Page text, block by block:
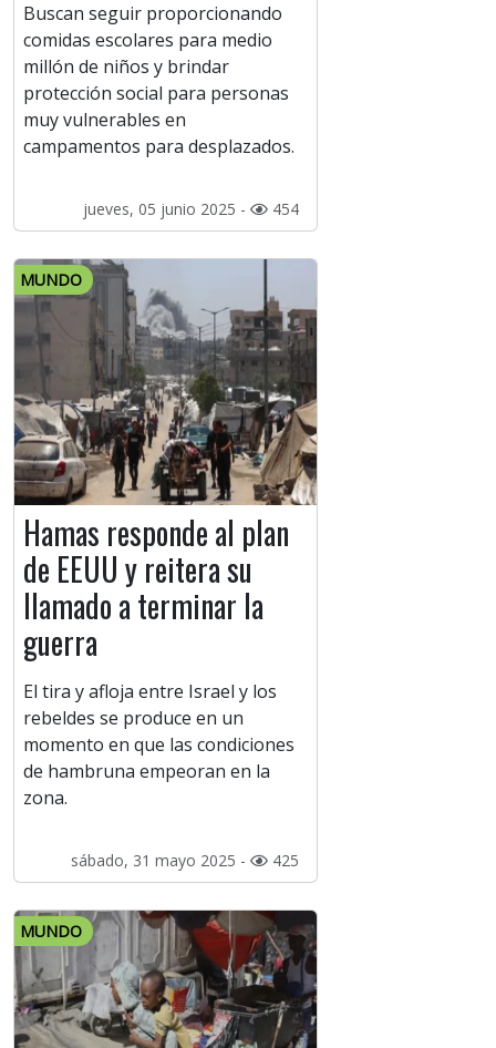
Buscan seguir proporcionando
comidas escolares para medio
millón de niños y brindar
protección social para personas
muy vulnerables en
campamentos para desplazados.
jueves, 05 junio 2025 - 454
MUNDO
Hamas responde al plan
de EEUU y reitera su
llamado a terminar la
guerra
El tira y afloja entre Israel y los
rebeldes se produce en un
momento en que las condiciones
de hambruna empeoran en la
zona.
sábado, 31 mayo 2025 - 425
MUNDO